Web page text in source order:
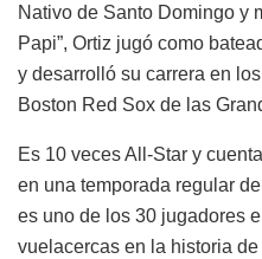
Nativo de Santo Domingo y
Papi”, Ortiz jugó como
y desarrolló su carrera en
Boston Red Sox de las
Es 10 veces All-Star y
en una temporada regular
es uno de los 30 jugadores
vuelacercas en la historia de